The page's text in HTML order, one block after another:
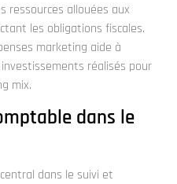
ressources allouées aux
les obligations fiscales.
marketing aide à
réalisés pour
mix.
dans le
dans le suivi et